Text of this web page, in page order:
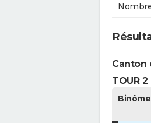
Canton
TOUR 2